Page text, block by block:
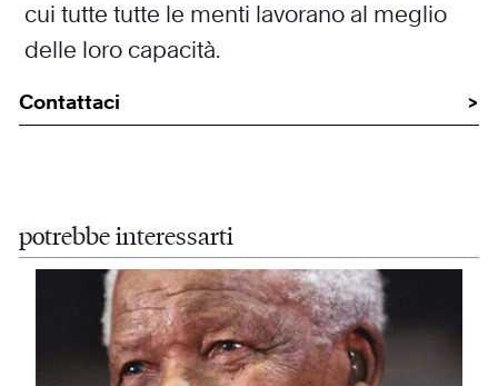
cui tutte tutte le menti lavorano al meglio
delle loro capacità.
Contattaci
potrebbe interessarti